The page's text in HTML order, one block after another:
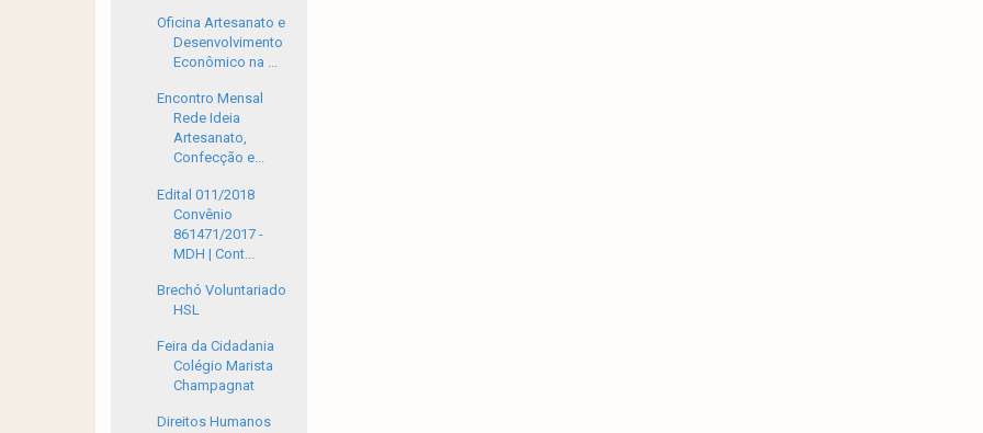
Oficina Artesanato e
Desenvolvimento
Econômico na ...
Encontro Mensal
Rede Ideia
Artesanato,
Confecção e...
Edital 011/2018
Convênio
861471/2017 -
MDH | Cont...
Brechó Voluntariado
HSL
Feira da Cidadania
Colégio Marista
Champagnat
Direitos Humanos